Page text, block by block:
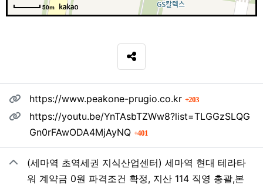
50m
SNS 공유
관련자료https://www.peakone-prugio.co.kr 203회 연결
https://youtu.be/YnTAsbTZWw8?list=TLGGzSLQG
Gn0rFAwODA4MjAyNQ
401
(세마역 초역세권 지식산업센터) 세마역 현대 테라타
워 계약금 0원 파격조건 확정, 지산 114 직영 총괄,본